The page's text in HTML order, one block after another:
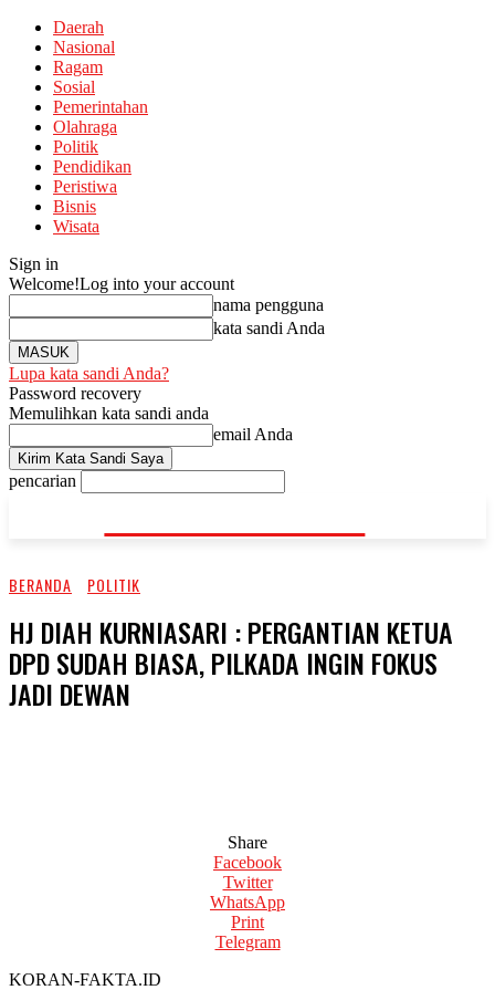
Daerah
Nasional
Ragam
Sosial
Pemerintahan
Olahraga
Politik
Pendidikan
Peristiwa
Bisnis
Wisata
Sign in
Welcome!Log into your account
nama pengguna
kata sandi Anda
Lupa kata sandi Anda?
Password recovery
Memulihkan kata sandi anda
email Anda
pencarian
KORAN-FAKTA.ID
BERANDA POLITIK
HJ DIAH KURNIASARI : PERGANTIAN KETUA
DPD SUDAH BIASA, PILKADA INGIN FOKUS
JADI DEWAN
Share
Facebook
Twitter
WhatsApp
Print
Telegram
KORAN-FAKTA.ID